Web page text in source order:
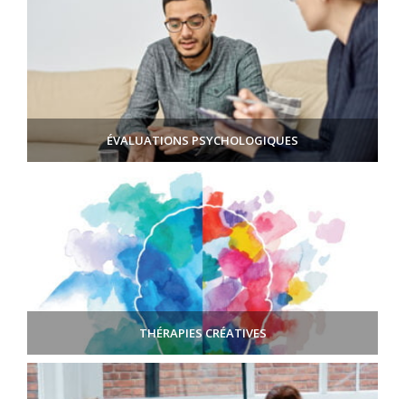
ÉVALUATIONS PSYCHOLOGIQUES
THÉRAPIES CRÉATIVES